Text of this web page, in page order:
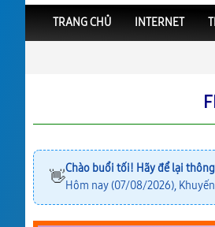
TRANG CHỦ INTERNET
👋Chào buổi tối! Hãy để lại
Hôm nay (07/08/2026),